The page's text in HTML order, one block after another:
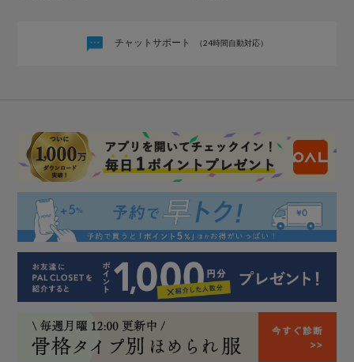
チャットサポート （24時間自動対応）